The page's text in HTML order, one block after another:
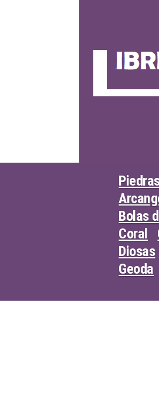
Bolas
Coral
Diosas
Geoda